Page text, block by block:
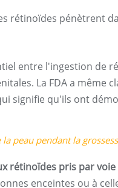
rétinoïdes pénètrent
entre l'ingestion de
La FDA a même
signifie qu'ils ont
peau pendant la
rétinoïdes pris par
enceintes ou à